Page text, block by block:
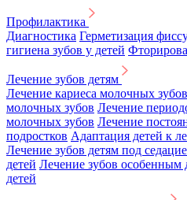
Профилактика
Диагностика Герметизация
гигиена зубов у детей
Лечение зубов детям
Лечение кариеса молочных зубов
молочных зубов Лечение
молочных зубов Лечение
подростков Адаптация детей к
Лечение зубов детям под
детей Лечение зубов особенным
детей